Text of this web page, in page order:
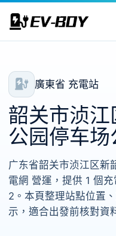
廣東省 充電站
韶关市浈
公园停车
广东省韶关市浈江区新
電網 營運，提供 1 個
2。本頁整理站點位置
示，適合出發前核對資